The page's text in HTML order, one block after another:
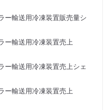
ー輸送用冷凍装置販売量シ
ー輸送用冷凍装置売上
ー輸送用冷凍装置売上シェ
ー輸送用冷凍装置売上